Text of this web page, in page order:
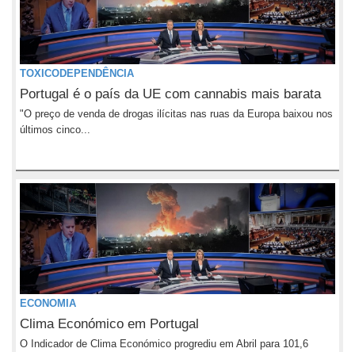
TOXICODEPENDÊNCIA
Portugal é o país da UE com cannabis mais barata
"O preço de venda de drogas ilícitas nas ruas da Europa baixou nos
últimos cinco...
ECONOMIA
Clima Económico em Portugal
O Indicador de Clima Económico progrediu em Abril para 101,6